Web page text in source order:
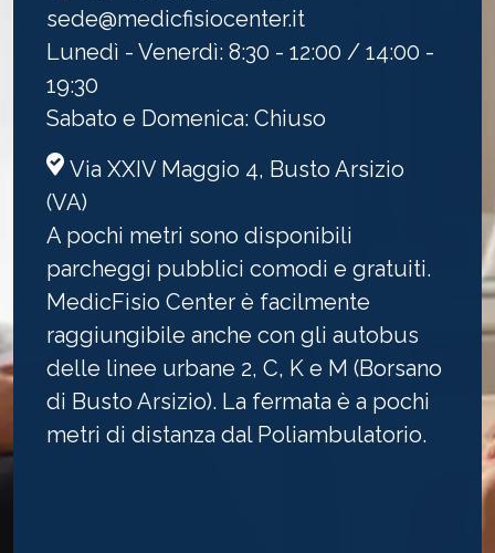
sede@medicfisiocenter.it
Lunedì - Venerdì: 8:30 - 12:00 / 14:00 -
19:30
Sabato e Domenica: Chiuso
Via XXIV Maggio 4, Busto Arsizio
(VA)
A pochi metri sono disponibili
parcheggi pubblici comodi e gratuiti.
MedicFisio Center è facilmente
raggiungibile anche con gli autobus
delle linee urbane 2, C, K e M (Borsano
di Busto Arsizio). La fermata è a pochi
metri di distanza dal Poliambulatorio.